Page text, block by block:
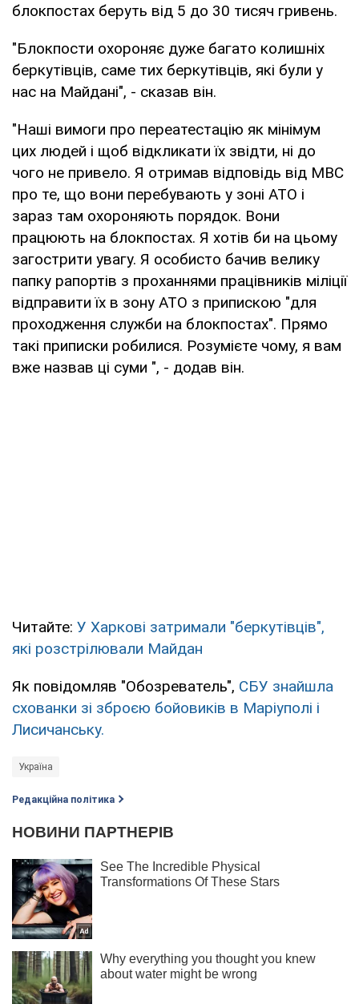
блокпостах беруть від 5 до 30 тисяч гривень.
"Блокпости охороняє дуже багато колишніх
беркутівців, саме тих беркутівців, які були у
нас на Майдані", - сказав він.
"Наші вимоги про переатестацію як мінімум
цих людей і щоб відкликати їх звідти, ні до
чого не привело. Я отримав відповідь від МВС
про те, що вони перебувають у зоні АТО і
зараз там охороняють порядок. Вони
працюють на блокпостах. Я хотів би на цьому
загострити увагу. Я особисто бачив велику
папку рапортів з проханнями працівників міліції
відправити їх в зону АТО з припискою "для
проходження служби на блокпостах". Прямо
такі приписки робилися. Розумієте чому, я вам
вже назвав ці суми ", - додав він.
Читайте: У Харкові затримали "беркутівців",
які розстрілювали Майдан
Як повідомляв "Обозреватель", СБУ знайшла
схованки зі зброєю бойовиків в Маріуполі і
Лисичанську.
Україна
Редакційна політика